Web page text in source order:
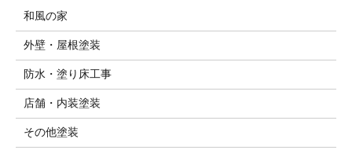
和風の家
外壁・屋根塗装
防水・塗り床工事
店舗・内装塗装
その他塗装